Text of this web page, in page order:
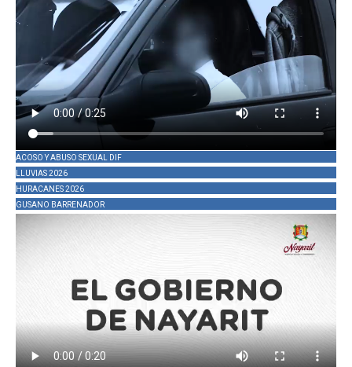
ACOSO Y ABUSO SEXUAL DIF
LLUVIAS 2026
HURACANES 2026
GUSANO BARRENADOR